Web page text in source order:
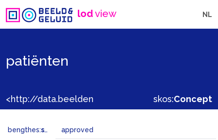
lodview NL
patiënten
skos:Concept
bengthes:status approved